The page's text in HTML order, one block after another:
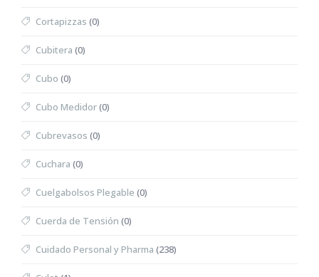
Cortapizzas (0)
Cubitera (0)
Cubo (0)
Cubo Medidor(0)
Cubrevasos (0)
Cuchara (0)
Cuelgabolsos Plegable (0)
Cuerda de Tensión (0)
Cuidado Personal y Pharma (238)